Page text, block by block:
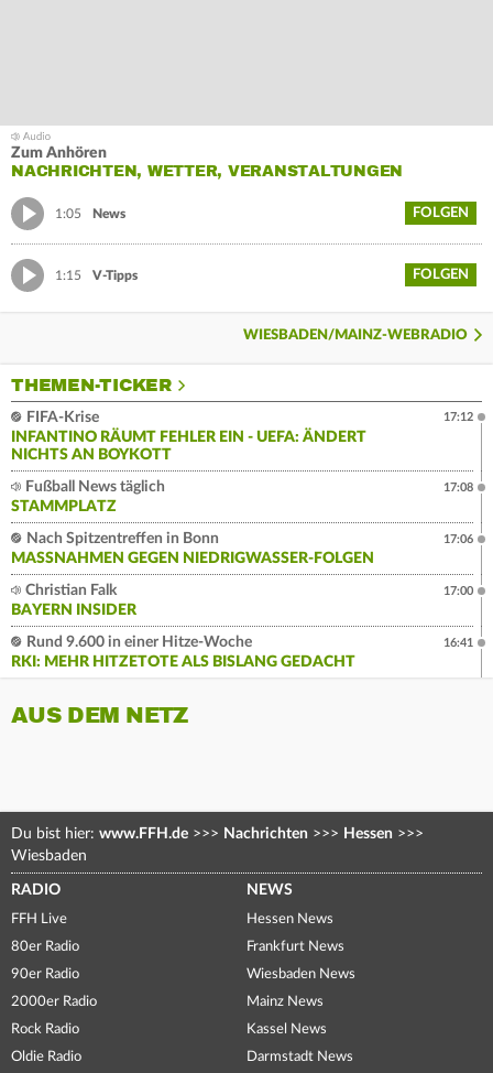
Zum Anhören
NACHRICHTEN, WETTER, VERANSTALTUNGEN
1:05 News FOLGEN
1:15 V-Tipps FOLGEN
WIESBADEN/MAINZ-WEBRADIO
THEMEN-TICKER
FIFA-Krise
INFANTINO RÄUMT FEHLER EIN - UEFA: ÄNDERT
NICHTS AN BOYKOTT
17:12
Fußball News täglich
STAMMPLATZ
17:08
Nach Spitzentreffen in Bonn
MASSNAHMEN GEGEN NIEDRIGWASSER-FOLGEN
17:06
Christian Falk
BAYERN INSIDER
17:00
Rund 9.600 in einer Hitze-Woche
RKI: MEHR HITZETOTE ALS BISLANG GEDACHT
16:41
AUS DEM NETZ
Du bist hier: www.FFH.de >>> Nachrichten >>> Hessen >>>
Wiesbaden
RADIO
FFH Live
80er Radio
90er Radio
2000er Radio
Rock Radio
Oldie Radio
NEWS
Hessen News
Frankfurt News
Wiesbaden News
Mainz News
Kassel News
Darmstadt News